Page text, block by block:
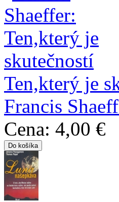
Ten,který je
Francis
Cena: 4,00 €